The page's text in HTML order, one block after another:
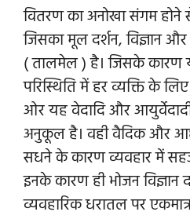
वितरण का अनोखा संगम होने
जिसका मूल दर्शन, विज्ञान
( तालमेल ) है। जिसके कारण
परिस्थिति में हर व्यक्ति के
ओर यह वेदादि और
अनुकूल है। वही वैदिक और
सधने के कारण व्यवहार में
इनके कारण ही भोजन विज्ञान
व्यवहारिक धरातल पर